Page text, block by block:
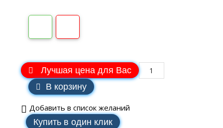
Лучшая цена для Вас
В корзину
Добавить в список желаний
Купить в один клик